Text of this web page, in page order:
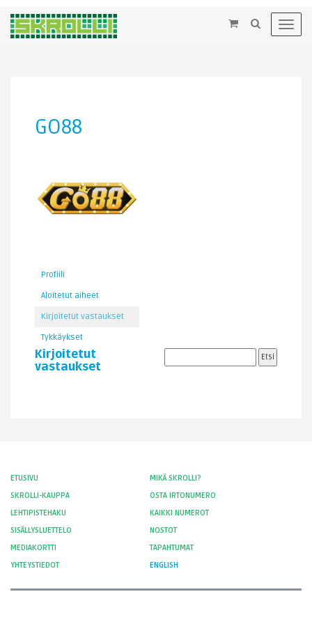
×
GO88
Profiili
Aloitetut aiheet
Kirjoitetut vastaukset
Tykkäykset
Kirjoitetut
vastaukset
ETUSIVU
MIKÄ SKROLLI?
SKROLLI-KAUPPA
OSTA IRTONUMERO
LEHTIPISTEHAKU
KAIKKI NUMEROT
SISÄLLYSLUETTELO
NOSTOT
MEDIAKORTTI
TAPAHTUMAT
YHTEYSTIEDOT
ENGLISH